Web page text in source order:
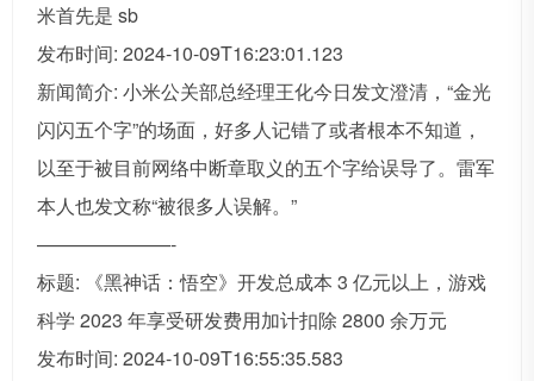
米首先是 sb
发布时间: 2024-10-09T16:23:01.123
新闻简介: 小米公关部总经理王化今日发文澄清，“金光
闪闪五个字”的场面，好多人记错了或者根本不知道，
以至于被目前网络中断章取义的五个字给误导了。雷军
本人也发文称“被很多人误解。”
———————-
标题: 《黑神话：悟空》开发总成本 3 亿元以上，游戏
科学 2023 年享受研发费用加计扣除 2800 余万元
发布时间: 2024-10-09T16:55:35.583